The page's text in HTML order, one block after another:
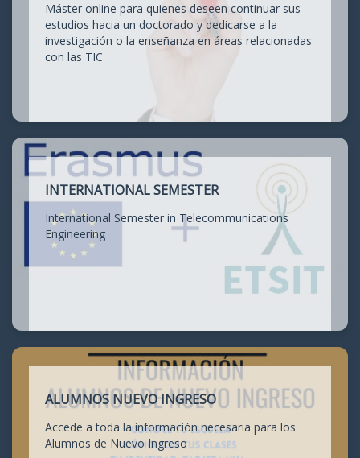
Máster online para quienes deseen continuar sus
estudios hacia un doctorado y dedicarse a la
investigación o la enseñanza en áreas relacionadas
con las TIC
INTERNATIONAL SEMESTER
International Semester in Telecommunications
Engineering
ALUMNOS NUEVO INGRESO
Accede a toda la información necesaria para los
Alumnos de Nuevo Ingreso